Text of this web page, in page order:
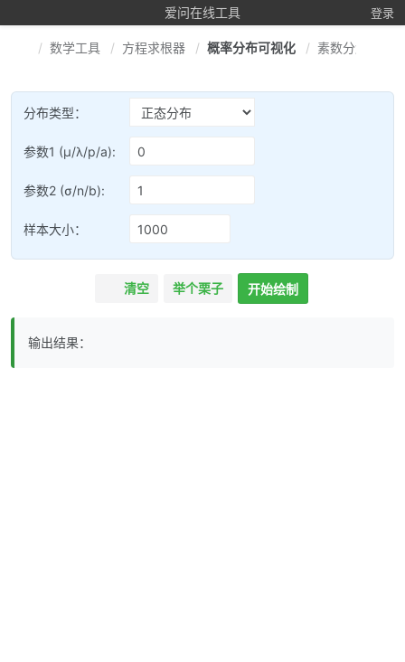
爱问在线工具 登录
数学工具 方程求根器 概率分布可视化 素数分解计算
分布类型：
参数1 (μ/λ/p/a):
参数2 (σ/n/b):
样本大小：
清空 举个栗子 开始绘制
输出结果：